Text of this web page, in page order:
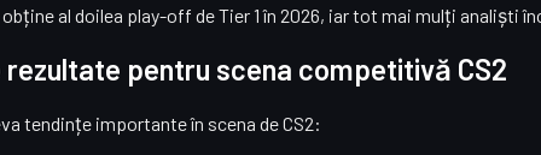
al doilea play-off de Tier 1 în 2026, iar tot mai mulți analiști
rezultate pentru scena competitivă CS2
tendințe importante în scena deCS2: